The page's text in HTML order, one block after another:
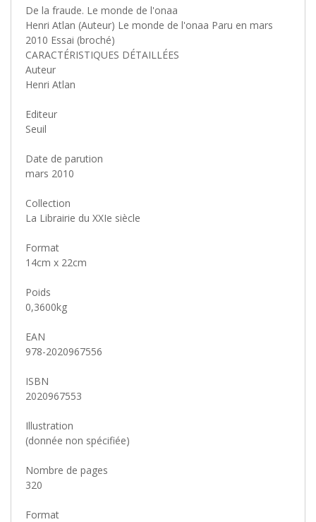
De la fraude. Le monde de l'onaa
Henri Atlan (Auteur) Le monde de l'onaa Paru en mars
2010 Essai (broché)
CARACTÉRISTIQUES DÉTAILLÉES
Auteur
Henri Atlan
Editeur
Seuil
Date de parution
mars 2010
Collection
La Librairie du XXIe siècle
Format
14cm x 22cm
Poids
0,3600kg
EAN
978-2020967556
ISBN
2020967553
Illustration
(donnée non spécifiée)
Nombre de pages
320
Format